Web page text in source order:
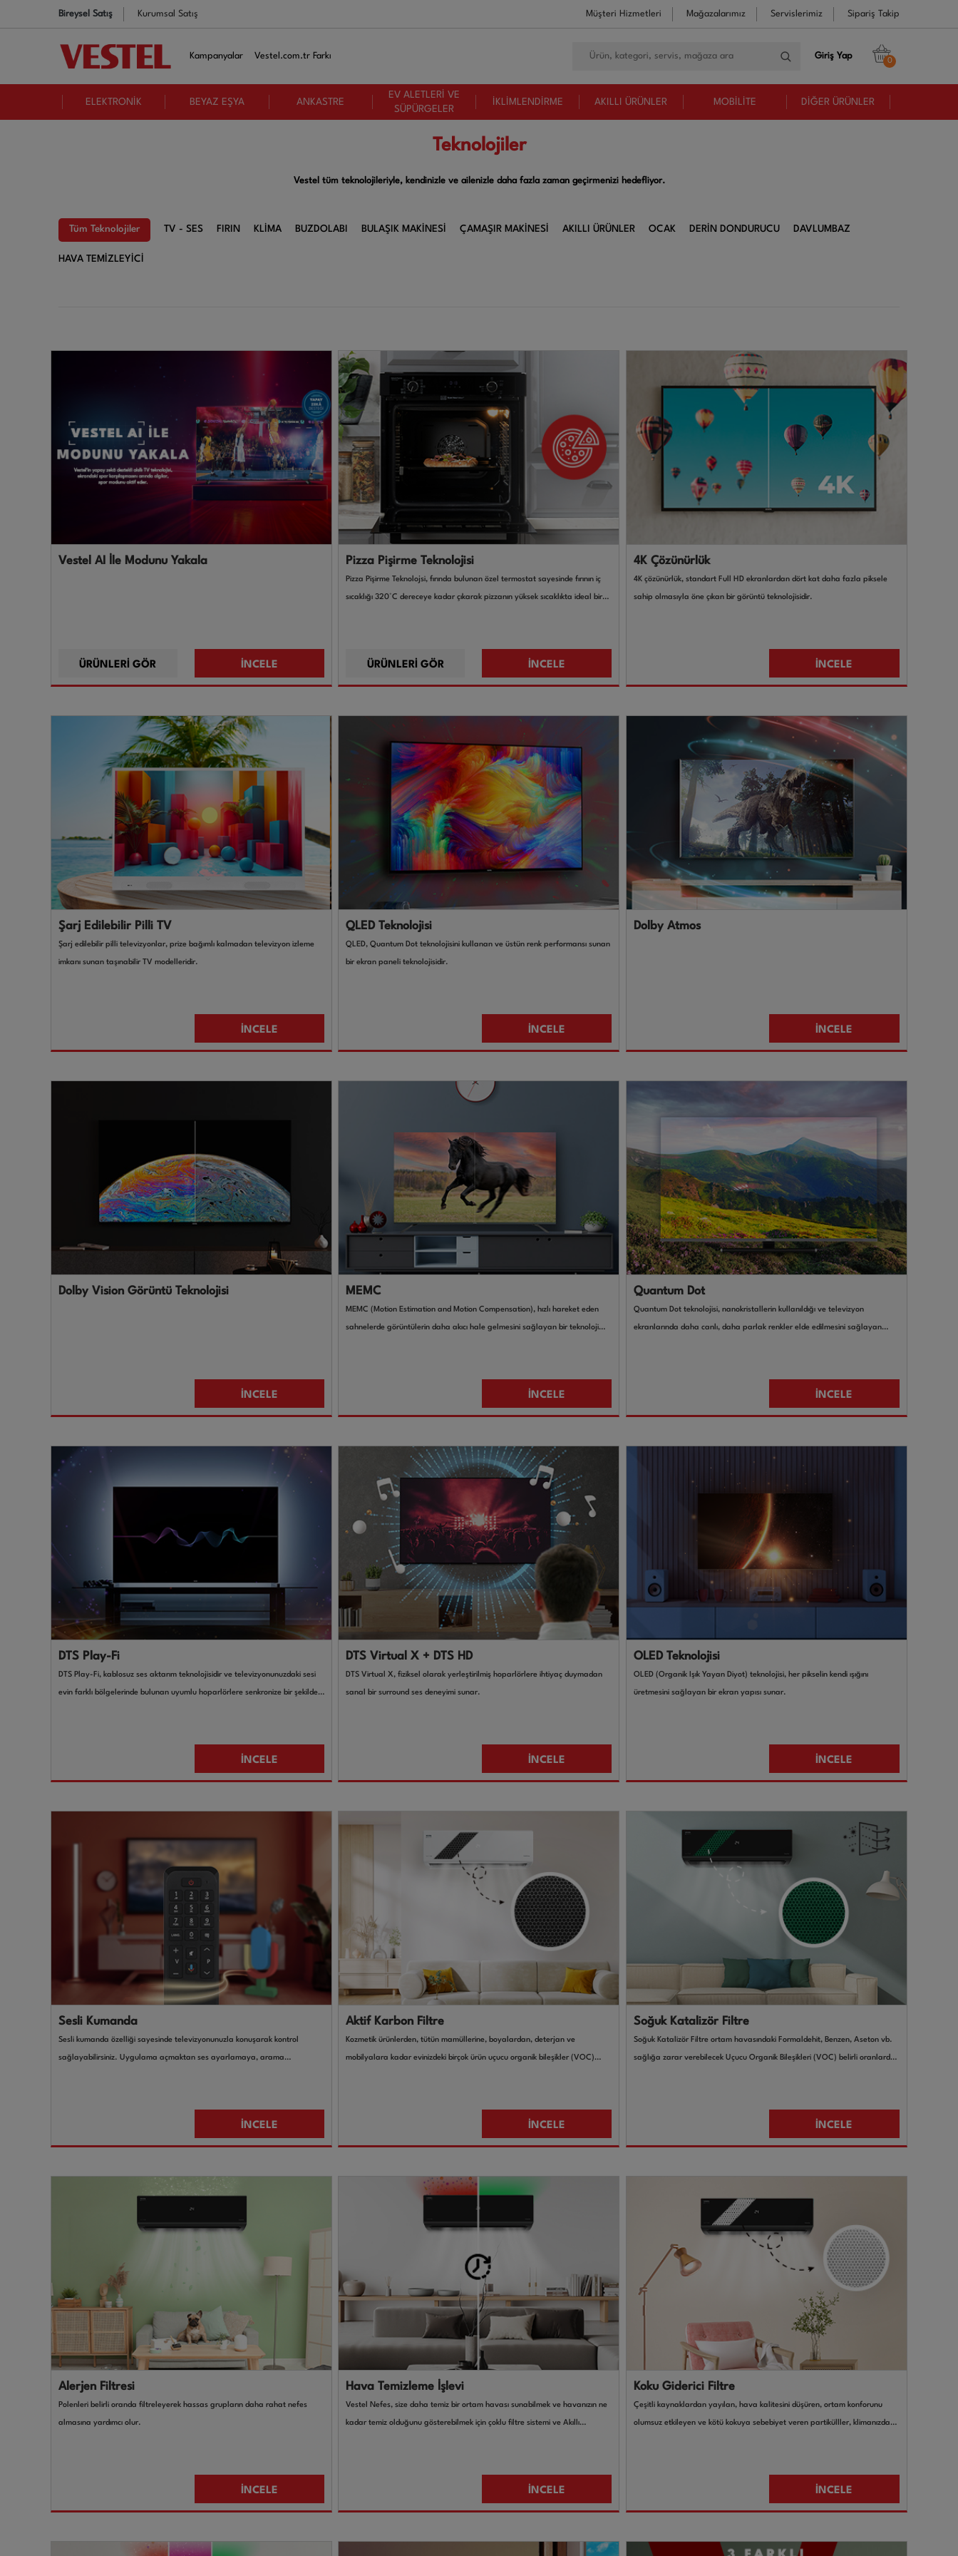
Bireysel Satış Kurumsal Satış Müşteri Hizmetleri Mağazalarımız Servislerimiz Sipariş Takip
Kampanyalar Vestel.com.tr Farkı Giriş Yap 0
ELEKTRONİK BEYAZ EŞYA ANKASTRE
EV ALETLERİ VE
SÜPÜRGELER
İKLİMLENDİRME AKILLI ÜRÜNLER MOBİLİTE DİĞER ÜRÜNLER
Teknolojiler
Vestel tüm teknolojileriyle, kendinizle ve ailenizle daha fazla zaman geçirmenizi hedefliyor.
Tüm Teknolojiler TV - SES FIRIN KLİMA BUZDOLABI BULAŞIK MAKİNESİ ÇAMAŞIR MAKİNESİ AKILLI ÜRÜNLER OCAK DERİN DONDURUCU DAVLUMBAZ
HAVA TEMİZLEYİCİ
Vestel AI İle Modunu Yakala
İNCELE
ÜRÜNLERİ GÖR
Pizza Pişirme Teknolojisi
Pizza Pişirme Teknolojsi, fırında bulunan özel termostat sayesinde fırının iç
sıcaklığı 320°C dereceye kadar çıkarak pizzanın yüksek sıcaklıkta ideal bir
İNCELE
ÜRÜNLERİ GÖR
4K Çözünürlük
4K çözünürlük, standart Full HD ekranlardan dört kat daha fazla piksele
sahip olmasıyla öne çıkan bir görüntü teknolojisidir.
İNCELE
Şarj Edilebilir Pilli TV
Şarj edilebilir pilli televizyonlar, prize bağımlı kalmadan televizyon izleme
imkanı sunan taşınabilir TV modelleridir.
İNCELE
QLED Teknolojisi
QLED, Quantum Dot teknolojisini kullanan ve üstün renk performansı sunan
bir ekran paneli teknolojisidir.
İNCELE
Dolby Atmos
İNCELE
Dolby Vision Görüntü Teknolojisi
İNCELE
MEMC
MEMC (Motion Estimation and Motion Compensation), hızlı hareket eden
sahnelerde görüntülerin daha akıcı hale gelmesini sağlayan bir teknoloji
İNCELE
Quantum Dot
Quantum Dot teknolojisi, nanokristallerin kullanıldığı ve televizyon
ekranlarında daha canlı, daha parlak renkler elde edilmesini sağlayan
İNCELE
DTS Play-Fi
DTS Play-Fi, kablosuz ses aktarım teknolojisidir ve televizyonunuzdaki sesi
evin farklı bölgelerinde bulunan uyumlu hoparlörlere senkronize bir şekilde
İNCELE
DTS Virtual X + DTS HD
DTS Virtual X, fiziksel olarak yerleştirilmiş hoparlörlere ihtiyaç duymadan
sanal bir surround ses deneyimi sunar.
İNCELE
OLED Teknolojisi
OLED (Organik Işık Yayan Diyot) teknolojisi, her pikselin kendi ışığını
üretmesini sağlayan bir ekran yapısı sunar.
İNCELE
Sesli Kumanda
Sesli kumanda özelliği sayesinde televizyonunuzla konuşarak kontrol
sağlayabilirsiniz. Uygulama açmaktan ses ayarlamaya, arama
bireyler için büyük kolaylık sunar. Aynı zamanda modern ve pratik bir
kullanım deneyimi yaşamak isteyen herkes için akıllı çözümler getirir.
İNCELE
Aktif Karbon Filtre
Kozmetik ürünlerden, tütün mamüllerine, boyalardan, deterjan ve
mobilyalara kadar evinizdeki birçok ürün uçucu organik bileşikler (VOC)
İNCELE
Soğuk Katalizör Filtre
Soğuk Katalizör Filtre ortam havasındaki Formaldehit, Benzen, Aseton vb.
sağlığa zarar verebilecek Uçucu Organik Bileşikleri (VOC) belirli oranlarda
İNCELE
Alerjen Filtresi
Polenleri belirli oranda filtreleyerek hassas grupların daha rahat nefes
almasına yardımcı olur.
İNCELE
Hava Temizleme İşlevi
Vestel Nefes, size daha temiz bir ortam havası sunabilmek ve havanızın ne
kadar temiz olduğunu gösterebilmek için çoklu filtre sistemi ve Akıllı
Nefes klimalar bulunduğu ortamın havasını toz, polen, evcil hayvan tüyü
vb. boyutlardaki partiküllerden, sağlığa zarar verebilecek uçucu organik
bileşiklerden (VOC) belirli oranlarda arındırır.
İNCELE
Koku Giderici Filtre
Çeşitli kaynaklardan yayılan, hava kalitesini düşüren, ortam konforunu
olumsuz etkileyen ve kötü kokuya sebebiyet veren partikülller, klimanızda
İNCELE